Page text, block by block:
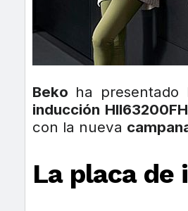
Beko ha
inducción
con la nueva
La placa de